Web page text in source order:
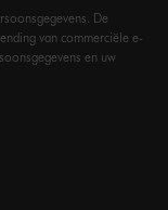
De
van commerciële e-
en uw